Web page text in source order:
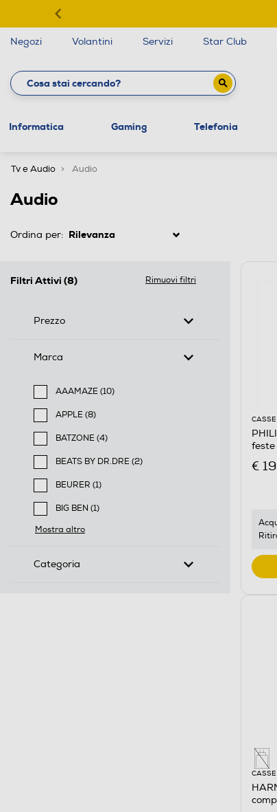
Negozi Volantini Servizi Star Club
Informatica Gaming Telefonia
Tv e Audio Audio
Audio
Ordina per:
Filtri Attivi (8) Rimuovi filtri
Prezzo
Marca
AAAMAZE (10)
Filtra per Marca: AAAMAZE
APPLE (8)
Filtra per Marca: APPLE
BATZONE (4)
Filtra per Marca: BATZONE
BEATS BY DR.DRE (2)
Filtra per Marca: BEATS BY DR.DRE
BEURER (1)
Filtra per Marca: BEURER
BIG BEN (1)
Filtra per Marca: BIG BEN
Mostra altro
Categoria
€